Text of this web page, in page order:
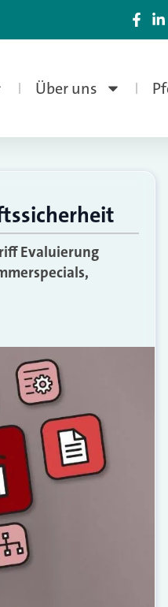
Über uns
Evaluierung